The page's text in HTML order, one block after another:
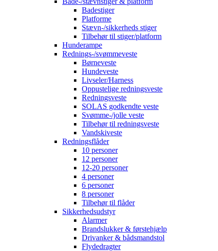
Badestiger
Platforme
Stævn-/sikkerheds stiger
Tilbehør til stiger/platform
Hunderampe
Rednings-/svømmeveste
Børneveste
Hundeveste
Livseler/Harness
Oppustelige redningsveste
Redningsveste
SOLAS godkendte veste
Svømme-/jolle veste
Tilbehør til redningsveste
Vandskiveste
Redningsflåder
10 personer
12 personer
12-20 personer
4 personer
6 personer
8 personer
Tilbehør til flåder
Sikkerhedsudstyr
Alarmer
Brandslukker & førstehjælp
Drivanker & bådsmandstol
Flydedragter